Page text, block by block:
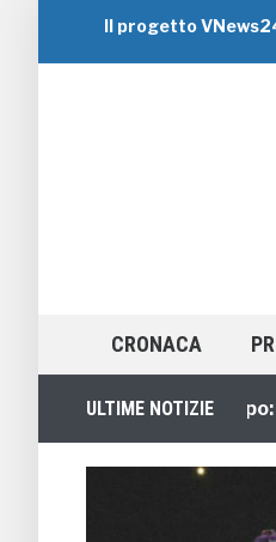
Il progetto
CRONACA
ULTIME NOTIZIE
Viaggi di Gruppo: i 5